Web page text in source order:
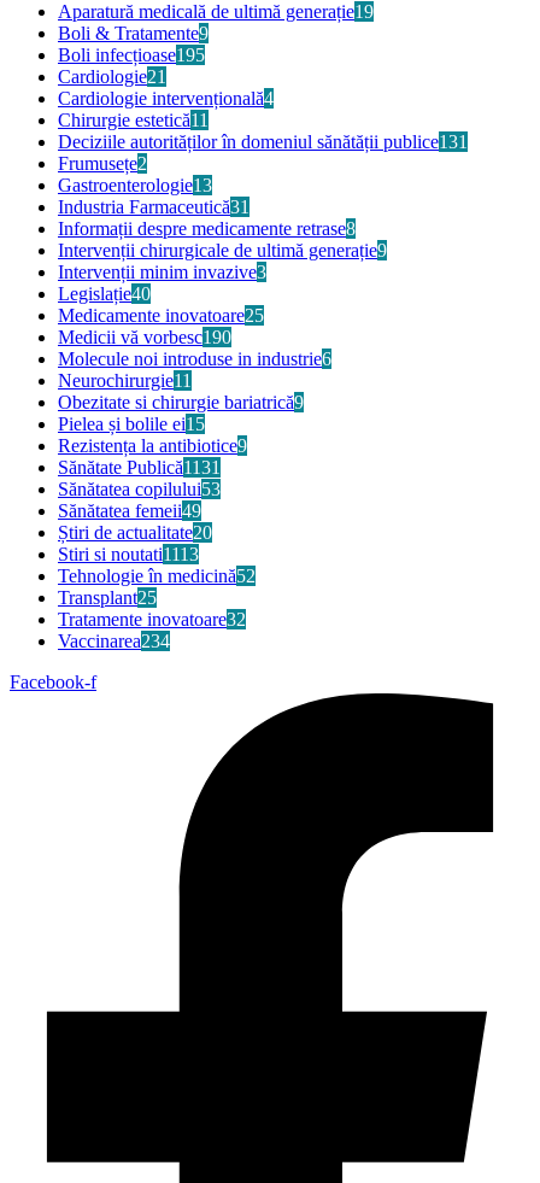
Aparatură medicală de ultimă generație19
Boli & Tratamente9
Boli infecțioase195
Cardiologie21
Cardiologie intervențională4
Chirurgie estetică11
Deciziile autorităților în domeniul sănătății publice131
Frumusețe2
Gastroenterologie13
Industria Farmaceutică31
Informații despre medicamente retrase8
Intervenții chirurgicale de ultimă generație9
Intervenții minim invazive3
Legislație40
Medicamente inovatoare25
Medicii vă vorbesc190
Molecule noi introduse in industrie6
Neurochirurgie11
Obezitate si chirurgie bariatrică9
Pielea și bolile ei15
Rezistența la antibiotice9
Sănătate Publică1131
Sănătatea copilului53
Sănătatea femeii49
Știri de actualitate20
Stiri si noutati1113
Tehnologie în medicină52
Transplant25
Tratamente inovatoare32
Vaccinarea234
Facebook-f